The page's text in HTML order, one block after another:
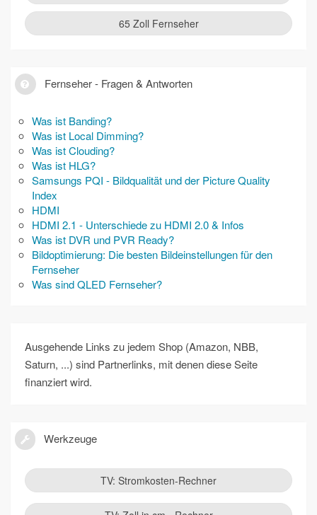
65 Zoll Fernseher
Fernseher - Fragen & Antworten
Was ist Banding?
Was ist Local Dimming?
Was ist Clouding?
Was ist HLG?
Samsungs PQI - Bildqualität und der Picture Quality
Index
HDMI
HDMI 2.1 - Unterschiede zu HDMI 2.0 & Infos
Was ist DVR und PVR Ready?
Bildoptimierung: Die besten Bildeinstellungen für den
Fernseher
Was sind QLED Fernseher?
Ausgehende Links zu jedem Shop (Amazon, NBB,
Saturn, ...) sind Partnerlinks, mit denen diese Seite
finanziert wird.
Werkzeuge
TV: Stromkosten-Rechner